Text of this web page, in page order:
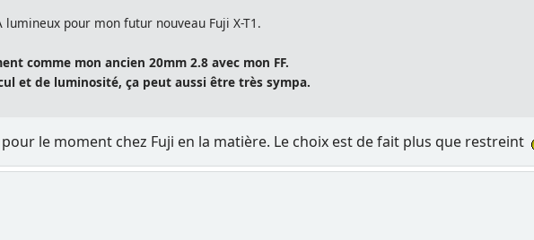
pour mon futur nouveau Fuji X-T1.
comme mon ancien 20mm 2.8 avec mon FF.
et de luminosité, ça peut aussi être très sympa.
le moment chez Fuji en la matière. Le choix est de fait plus que restreint